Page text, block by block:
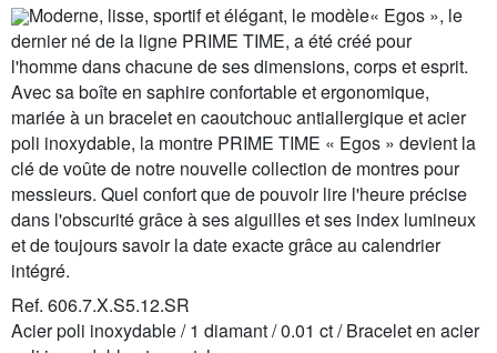
Moderne, lisse, sportif et élégant, le modèle« Egos », le
dernier né de la ligne PRIME TIME, a été créé pour
l'homme dans chacune de ses dimensions, corps et esprit.
Avec sa boîte en saphire confortable et ergonomique,
mariée à un bracelet en caoutchouc antiallergique et acier
poli inoxydable, la montre PRIME TIME « Egos » devient la
clé de voûte de notre nouvelle collection de montres pour
messieurs. Quel confort que de pouvoir lire l'heure précise
dans l'obscurité grâce à ses aiguilles et ses index lumineux
et de toujours savoir la date exacte grâce au calendrier
intégré.
Ref. 606.7.X.S5.12.SR
Acier poli inoxydable / 1 diamant / 0.01 ct / Bracelet en acier